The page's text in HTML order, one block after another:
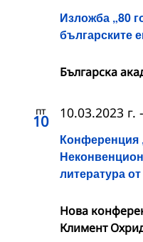
Изложба „80
българските
Българска
пт
10
Конференция
литература
10.03.2023 г. -
Нова
Климент